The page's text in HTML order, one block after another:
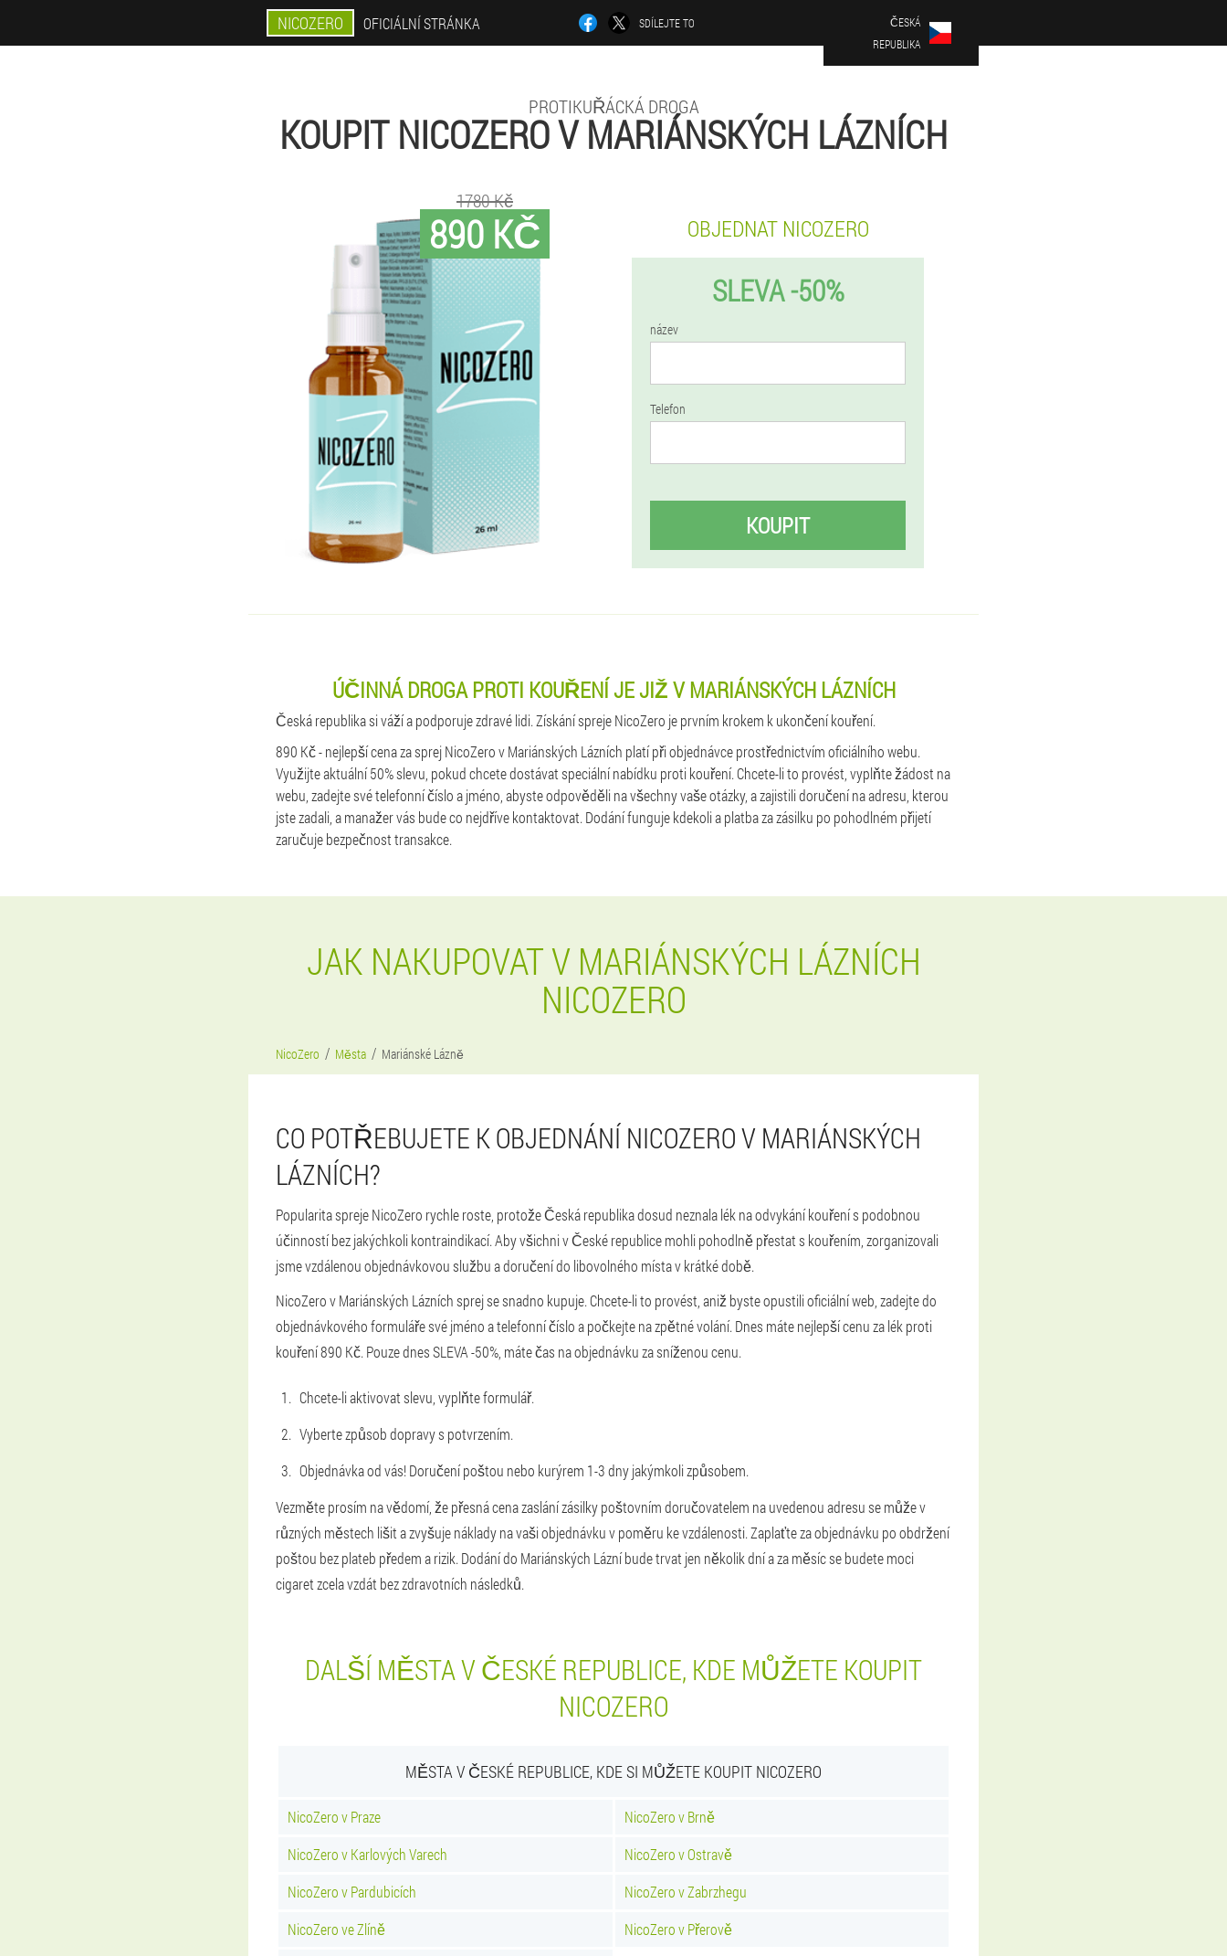
NICOZERO OFICIÁLNÍ STRÁNKA SDÍLEJTE TO
ČESKÁ
REPUBLIKA
PROTIKUŘÁCKÁ DROGA
KOUPIT NICOZERO V MARIÁNSKÝCH LÁZNÍCH
890 KČ
1780 Kč
OBJEDNAT NICOZERO
SLEVA -50%
název
Telefon
KOUPIT
ÚČINNÁ DROGA PROTI KOUŘENÍ JE JIŽ V MARIÁNSKÝCH LÁZNÍCH
Česká republika si váží a podporuje zdravé lidi. Získání spreje NicoZero je prvním krokem k ukončení kouření.
890 Kč - nejlepší cena za sprej NicoZero v Mariánských Lázních platí při objednávce prostřednictvím oficiálního webu.
Využijte aktuální 50% slevu, pokud chcete dostávat speciální nabídku proti kouření. Chcete-li to provést, vyplňte žádost na
webu, zadejte své telefonní číslo a jméno, abyste odpověděli na všechny vaše otázky, a zajistili doručení na adresu, kterou
jste zadali, a manažer vás bude co nejdříve kontaktovat. Dodání funguje kdekoli a platba za zásilku po pohodlném přijetí
zaručuje bezpečnost transakce.
JAK NAKUPOVAT V MARIÁNSKÝCH LÁZNÍCH
NICOZERO
NicoZero Města Mariánské Lázně
CO POTŘEBUJETE K OBJEDNÁNÍ NICOZERO V MARIÁNSKÝCH
LÁZNÍCH?
Popularita spreje NicoZero rychle roste, protože Česká republika dosud neznala lék na odvykání kouření s podobnou
účinností bez jakýchkoli kontraindikací. Aby všichni v České republice mohli pohodlně přestat s kouřením, zorganizovali
jsme vzdálenou objednávkovou službu a doručení do libovolného místa v krátké době.
NicoZero v Mariánských Lázních sprej se snadno kupuje. Chcete-li to provést, aniž byste opustili oficiální web, zadejte do
objednávkového formuláře své jméno a telefonní číslo a počkejte na zpětné volání. Dnes máte nejlepší cenu za lék proti
kouření 890 Kč. Pouze dnes SLEVA -50%, máte čas na objednávku za sníženou cenu.
Chcete-li aktivovat slevu, vyplňte formulář.
Vyberte způsob dopravy s potvrzením.
Objednávka od vás! Doručení poštou nebo kurýrem 1-3 dny jakýmkoli způsobem.
Vezměte prosím na vědomí, že přesná cena zaslání zásilky poštovním doručovatelem na uvedenou adresu se může v
různých městech lišit a zvyšuje náklady na vaši objednávku v poměru ke vzdálenosti. Zaplaťte za objednávku po obdržení
poštou bez plateb předem a rizik. Dodání do Mariánských Lázní bude trvat jen několik dní a za měsíc se budete moci
cigaret zcela vzdát bez zdravotních následků.
DALŠÍ MĚSTA V ČESKÉ REPUBLICE, KDE MŮŽETE KOUPIT
NICOZERO
MĚSTA V ČESKÉ REPUBLICE, KDE SI MŮŽETE KOUPIT NICOZERO
NicoZero v Praze
NicoZero v Brně
NicoZero v Karlových Varech
NicoZero v Ostravě
NicoZero v Pardubicích
NicoZero v Zabrzhegu
NicoZero ve Zlíně
NicoZero v Přerově